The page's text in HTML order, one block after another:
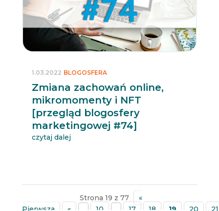
Zmiana zachowań online,
mikromomenty i NFT
[przegląd blogosfery
marketingowej #74]
1.03.2022 BLOGOSFERA
czytaj dalej
Strona 19 z 77
«
Pierwsza
« 10 17 18 19 20
21